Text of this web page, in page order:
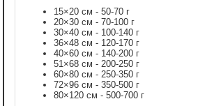
15×20 см - 50-70 г
20×30 см - 70-100 г
30×40 см - 100-140 г
36×48 см - 120-170 г
40×60 см - 140-200 г
51×68 см - 200-250 г
60×80 см - 250-350 г
72×96 см - 350-500 г
80×120 см - 500-700 г